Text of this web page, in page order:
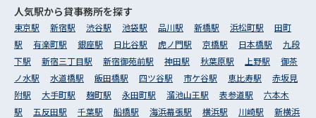
人気駅から貸事務所を探す
東京駅 新宿駅 渋谷駅 池袋駅 品川駅 新橋駅 浜松町駅
田町
駅
有楽町駅 銀座駅 日比谷駅 虎ノ門駅 京橋駅 日本橋駅
九段
下駅
新宿三丁目駅 新宿御苑前駅 神田駅 秋葉原駅 上野駅
御茶
ノ水駅
水道橋駅 飯田橋駅 四ツ谷駅 市ケ谷駅 恵比寿駅
赤坂見
附駅
大手町駅 麹町駅 永田町駅 溜池山王駅 表参道駅
六本木
駅
五反田駅 千葉駅 船橋駅 海浜幕張駅 横浜駅 川崎駅
新横浜